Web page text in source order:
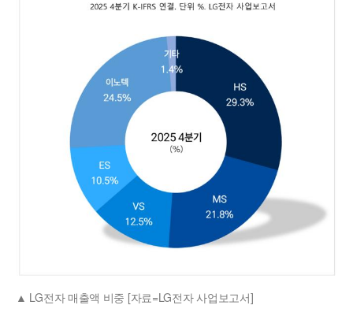
LG전자 매출액 비중 [자료=LG전자 사업보고서]